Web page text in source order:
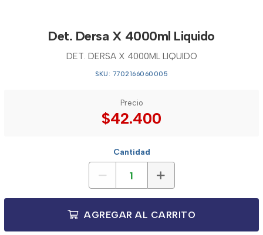
Det. Dersa X 4000ml Liquido
DET. DERSA X 4000ML LIQUIDO
SKU: 7702166060005
Precio
$42.400
Cantidad
AGREGAR AL CARRITO